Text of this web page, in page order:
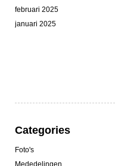
februari 2025
januari 2025
Categories
Foto's
Mededelingen